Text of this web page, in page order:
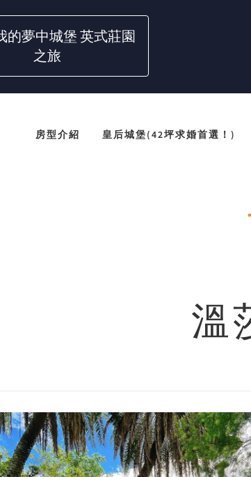
的夢中城堡 英式莊園
之旅
房型介紹 皇后城堡(42坪求婚首選！)
溫